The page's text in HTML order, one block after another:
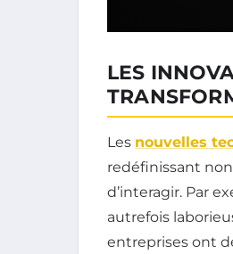
LES
Les nouvelles
redéfinissant
d’interagir. Par
autrefois
entreprises ont